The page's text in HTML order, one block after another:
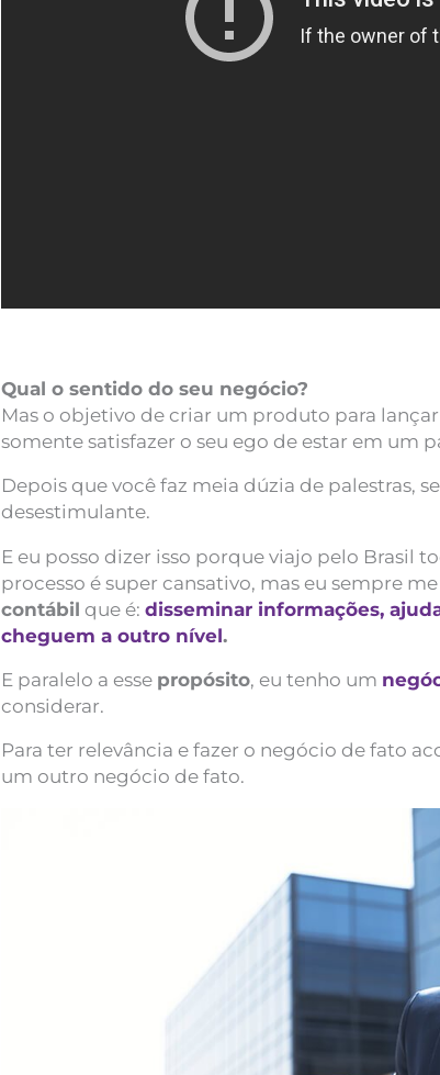
Qual o sentido do seu negócio?
Mas o objetivo de criar um produto para
somente satisfazer o seu ego de estar em um
Depois que você faz meia dúzia de palestras,
desestimulante.
E eu posso dizer isso porque viajo pelo Brasil
processo é super cansativo, mas eu sempre
contábil que é: disseminar informações,
cheguem a outro nível.
E paralelo a esse propósito, eu tenho um
considerar.
Para ter relevância e fazer o negócio de fato
um outro negócio de fato.